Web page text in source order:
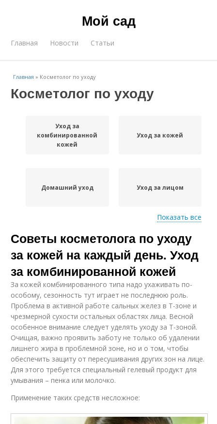
Мой сад
Главная Новости Статьи
Главная » Косметолог по уходу
Косметолог по уходу
Уход за
комбинированной
кожей
Уход за кожей
Домашний уход Уход за лицом
Ежедневный уход
Показать все
Советы косметолога по уходу
за кожей на каждый день. Уход
за комбинированной кожей
За кожей комбинированного типа надо ухаживать по-
особому, сезонность тут играет не последнюю роль.
Проблема в активной работе сальных желез в Т-зоне и
чрезмерной сухости остальных областях лица. Весной
особенное внимание следует уделять уходу за Т-зоной.
Очищая, важно проявить заботу не только об удалении
лишнего жира в проблемной зоне, но и о том, чтобы
обеспечить защиту от пересушивания других зон на лице.
Для этого требуется специальный гелевый продукт для
умывания – пенка или молочко.
Применение таких средств несложное: